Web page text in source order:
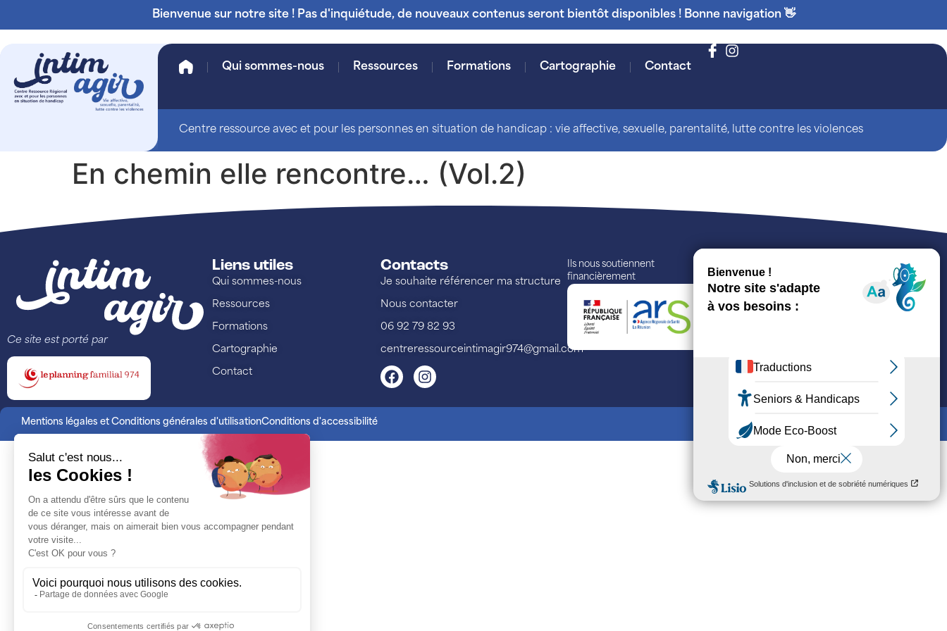
Bienvenue sur notre site ! Pas d'inquiétude, de nouveaux contenus seront bientôt disponibles ! Bonne navigation 👋
Qui sommes-nous Ressources Formations Cartographie Contact
Centre ressource avec et pour les personnes en situation de handicap : vie affective, sexuelle, parentalité, lutte contre les violences
En chemin elle rencontre… (Vol.2)
Ce site est porté par
Liens utiles
Qui sommes-nous
Ressources
Formations
Cartographie
Contact
Contacts
Je souhaite référencer ma structure
Nous contacter
06 92 79 82 93
centreressourceintimagir974@gmail.com
Ils nous soutiennent
financièrement
Mentions légales et Conditions générales d'utilisationConditions d'accessibilité Mis en ligne par